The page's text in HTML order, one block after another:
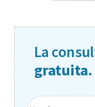
La
gratuita.